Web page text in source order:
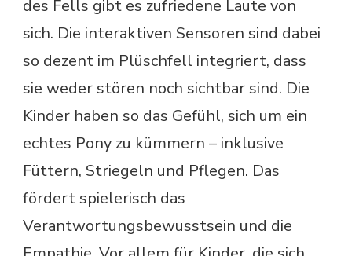
des Fells gibt es zufriedene Laute von
sich. Die interaktiven Sensoren sind dabei
so dezent im Plüschfell integriert, dass
sie weder stören noch sichtbar sind. Die
Kinder haben so das Gefühl, sich um ein
echtes Pony zu kümmern – inklusive
Füttern, Striegeln und Pflegen. Das
fördert spielerisch das
Verantwortungsbewusstsein und die